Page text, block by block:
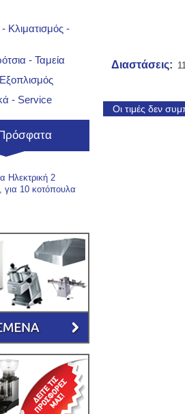
Διαστάσεις:
Οι τιμές δεν
Κλιματισμός -
- Ταμεία
- Service
Ηλεκτρική 2
10 κοτόπουλα